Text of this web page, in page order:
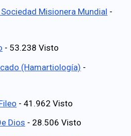
Misionera Mundial -
- 53.238 Visto
(Hamartiología) -
- 41.962 Visto
Dios - 28.506 Visto